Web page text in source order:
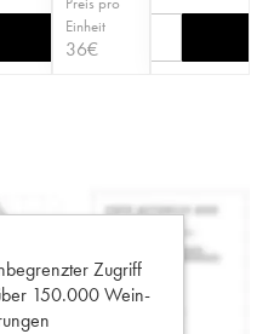
Einheit
36€
Zugriff
150.000 Wein-